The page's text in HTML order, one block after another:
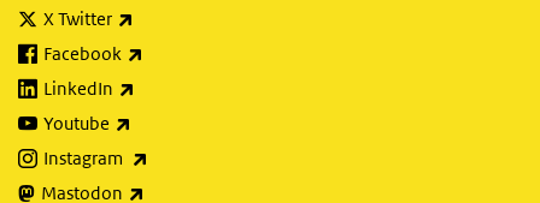
X Twitter
Facebook
LinkedIn
Youtube
Instagram
Mastodon